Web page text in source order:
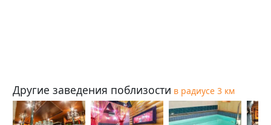
Другие заведения поблизости в радиусе 3 км